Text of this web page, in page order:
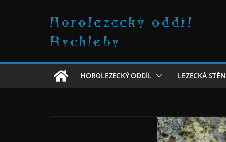
Horolezecký oddíl
Rychleby
HOROLEZECKÝ ODDÍL LEZECKÁ